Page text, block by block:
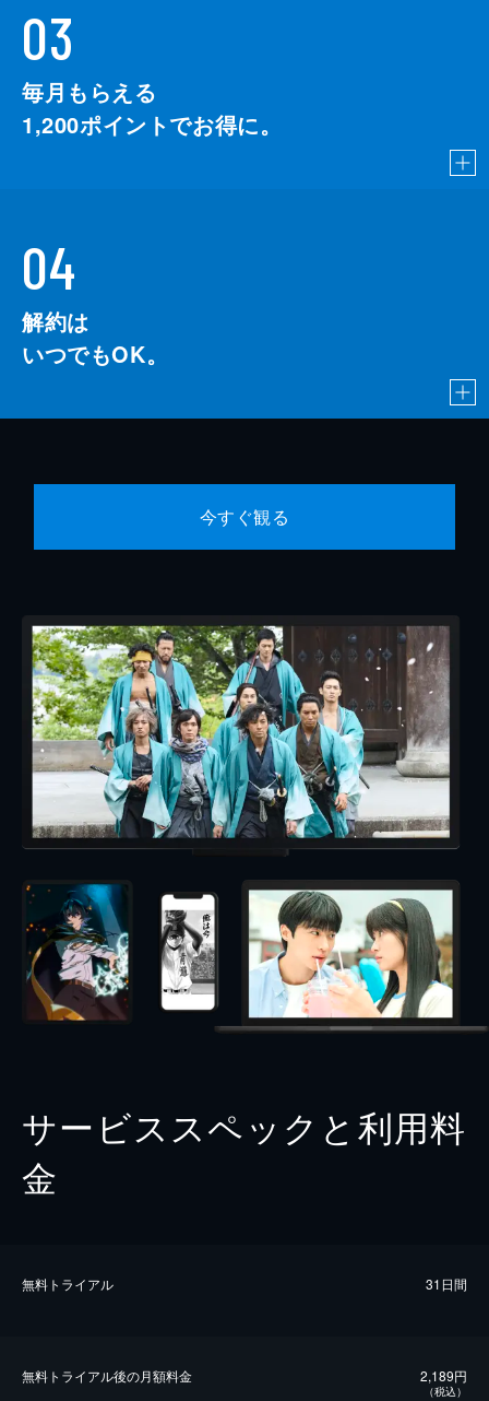
03
毎月もらえる
1,200ポイントでお得に。
04
解約は
いつでもOK。
今すぐ観る
サービススペックと利用料
金
無料トライアル 31日間
無料トライアル後の⽉額料金 2,189円
（税込）